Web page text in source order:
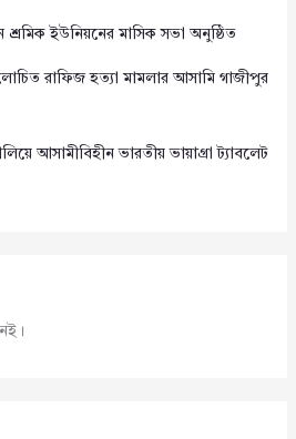
ইউনিয়নের মাসিক সভা অনুষ্ঠিত
রাফিজ হত্যা মামলার আসামি গাজীপুর
আসামীবিহীন ভারতীয় ভায়াগ্রা ট্যাবলেট